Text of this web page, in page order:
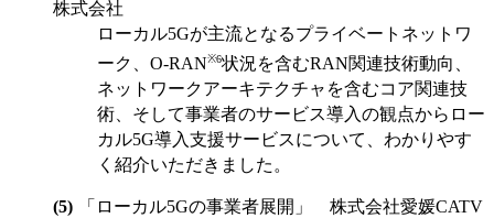
株式会社
ローカル5Gが主流となるプライベートネットワ
ーク、O-RAN※6状況を含むRAN関連技術動向、
ネットワークアーキテクチャを含むコア関連技
術、そして事業者のサービス導入の観点からロー
カル5G導入支援サービスについて、わかりやす
く紹介いただきました。
「ローカル5Gの事業者展開」 株式会社愛媛CATV